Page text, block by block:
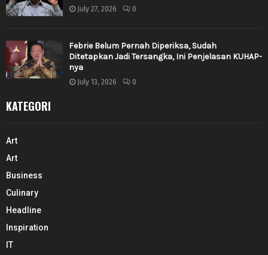
July 27, 2026 0
Febrie Belum Pernah Diperiksa, Sudah
Ditetapkan Jadi Tersangka, Ini Penjelasan KUHAP-
nya
July 13, 2026 0
KATEGORI
Art
Art
Business
Culinary
Headline
Inspiration
IT